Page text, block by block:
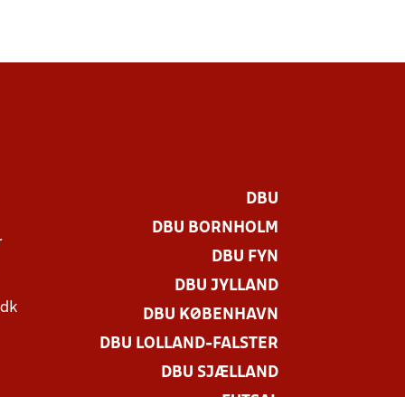
DBU
DBU BORNHOLM
DBU FYN
DBU JYLLAND
DBU KØBENHAVN
DBU LOLLAND-FALSTER
DBU SJÆLLAND